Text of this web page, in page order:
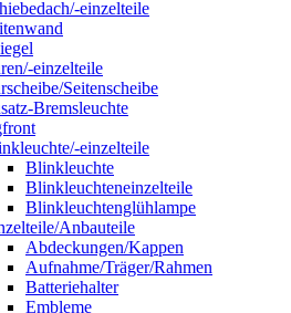
einzelteile
einzelteile
Seitenscheibe
Bremsleuchte
einzelteile
Blinkleuchte
Blinkleuchteneinzelteile
Blinkleuchtenglühlampe
Anbauteile
Abdeckungen/Kappen
Aufnahme/Träger/Rahmen
Batteriehalter
Embleme